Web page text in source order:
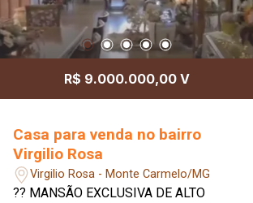
com a natureza e qualidade de vida em
condomínio fechado.
R$ 9.000.000,00 V
Casa para venda no bairro
Virgilio Rosa
Virgilio Rosa - Monte Carmelo/MG
?? MANSÃO EXCLUSIVA DE ALTO